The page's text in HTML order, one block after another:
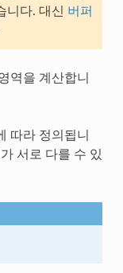
니다. 대신 버퍼
역을 계산합니
따라 정의됩니
서로 다를 수 있